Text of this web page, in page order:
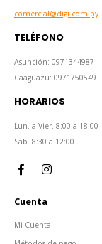
comercial@digi.com.py
TELÉFONO
Asunción: 0971344987
Caaguazú: 0971750549
HORARIOS
Lun. a Vier. 8:00 a 18:00
Sab. 8:30 a 12:00
Cuenta
Mi Cuenta